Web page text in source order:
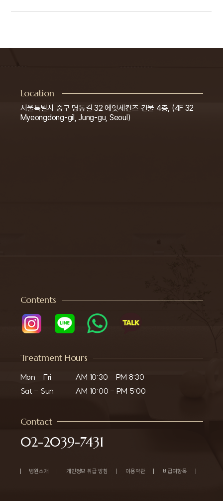
Location
서울특별시 중구 명동길 32 에잇세컨즈 건물 4층, (4F 32
Myeongdong-gil, Jung-gu, Seoul)
Contents
Treatment Hours
Mon - Fri
Sat - Sun
AM 10:30 - PM 8:30
AM 10:00 - PM 5:00
Contact
02-2039-7431
병원소개 개인정보 취급 방침 이용약관 비급여항목